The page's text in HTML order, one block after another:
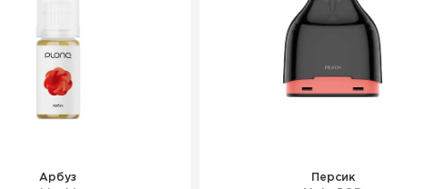
Арбуз
Персик